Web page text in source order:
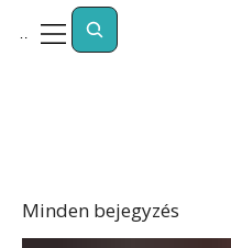
Menu
Minden bejegyzés